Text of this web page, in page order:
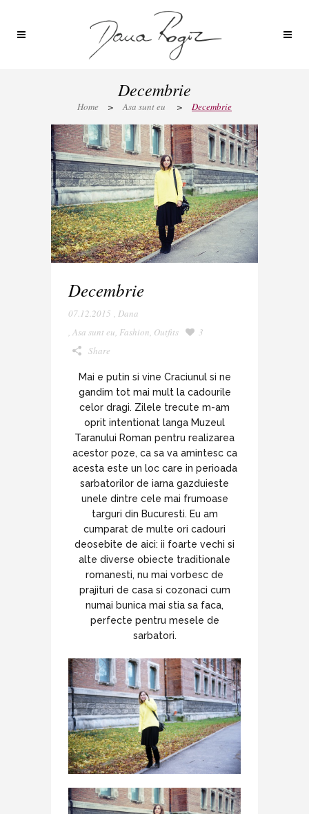
Decembrie
Home > Asa sunt eu > Decembrie
Decembrie
07.12.2015 , Dana
, Asa sunt eu, Fashion, Outfits
3
Share
Mai e putin si vine Craciunul si ne
gandim tot mai mult la cadourile
celor dragi. Zilele trecute m-am
oprit intentionat langa Muzeul
Taranului Roman pentru realizarea
acestor poze, ca sa va amintesc ca
acesta este un loc care in perioada
sarbatorilor de iarna gazduieste
unele dintre cele mai frumoase
targuri din Bucuresti. Eu am
cumparat de multe ori cadouri
deosebite de aici: ii foarte vechi si
alte diverse obiecte traditionale
romanesti, nu mai vorbesc de
prajituri de casa si cozonaci cum
numai bunica mai stia sa faca,
perfecte pentru mesele de
sarbatori.